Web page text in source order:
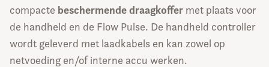
compacte beschermende draagkoffer met plaats voor
de handheld en de Flow Pulse. De handheld controller
wordt geleverd met laadkabels en kan zowel op
netvoeding en/of interne accu werken.